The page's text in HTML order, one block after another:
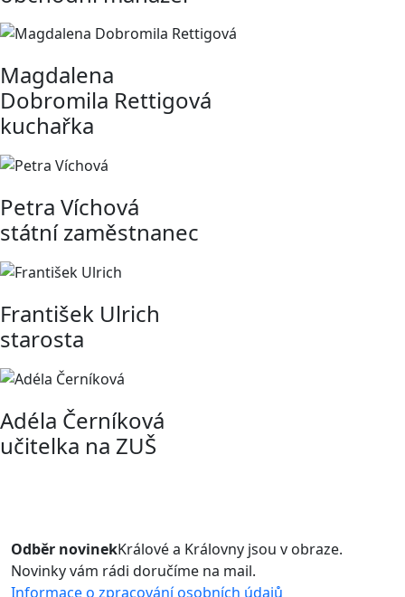
Magdalena
Dobromila Rettigová
kuchařka
Petra Víchová
státní zaměstnanec
František Ulrich
starosta
Adéla Černíková
učitelka na ZUŠ
Odběr novinekKrálové a Královny jsou v obraze.
Novinky vám rádi doručíme na mail.
Informace o zpracování osobních údajů